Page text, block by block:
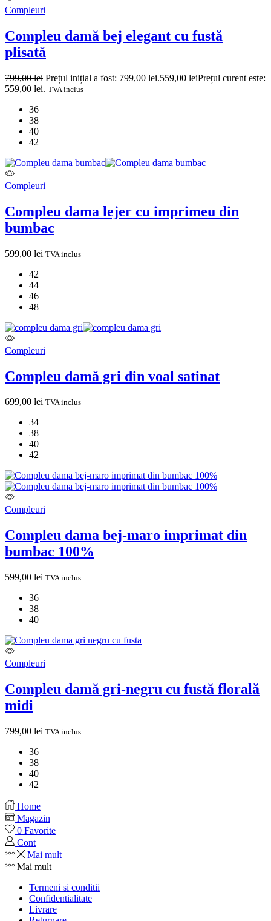
Compleuri
Compleu damă bej elegant cu fustă
plisată
799,00lei Prețul inițial a fost: 799,00 lei.559,00 leiPrețul curent este:
559,00 lei. TVA inclus
36
38
40
42
Compleuri
Compleu dama lejer cu imprimeu din
bumbac
599,00 lei TVA inclus
42
44
46
48
Compleuri
Compleu damă gri din voal satinat
699,00 lei TVA inclus
34
38
40
42
Compleuri
Compleu dama bej-maro imprimat din
bumbac 100%
599,00 lei TVA inclus
36
38
40
Compleuri
Compleu damă gri-negru cu fustă florală
midi
799,00 lei TVA inclus
36
38
40
42
Home
Magazin
0 Favorite
Cont
Mai mult
Mai mult
Termeni si conditii
Confidentialitate
Livrare